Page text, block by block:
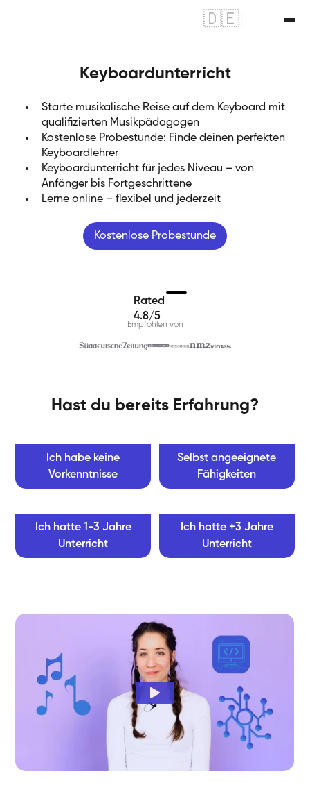
🇩🇪
Keyboardunterricht
Starte musikalische Reise auf dem Keyboard mit
qualifizierten Musikpädagogen
Kostenlose Probestunde: Finde deinen perfekten
Keyboardlehrer
Keyboardunterricht für jedes Niveau – von
Anfänger bis Fortgeschrittene
Lerne online – flexibel und jederzeit
Kostenlose Probestunde
Rated
4.8/5
Empfohlen von
Hast du bereits Erfahrung?
Ich habe keine
Vorkenntnisse
Selbst angeeignete
Fähigkeiten
Ich hatte 1-3 Jahre
Unterricht
Ich hatte +3 Jahre
Unterricht